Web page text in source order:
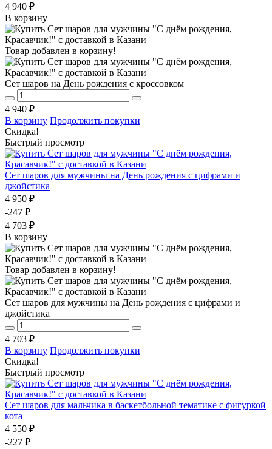
4 940 ₽
В корзину
Товар добавлен в корзину!
Сет шаров на День рождения с кроссовком
4 940 ₽
В корзину Продолжить покупки
Скидка!
Быстрый просмотр
Сет шаров для мужчины на День рождения с цифрами и
джойстика
4 950 ₽
-247 ₽
4 703 ₽
В корзину
Товар добавлен в корзину!
Сет шаров для мужчины на День рождения с цифрами и
джойстика
4 703 ₽
В корзину Продолжить покупки
Скидка!
Быстрый просмотр
Сет шаров для мальчика в баскетбольной тематике с фигуркой
кота
4 550 ₽
-227 ₽